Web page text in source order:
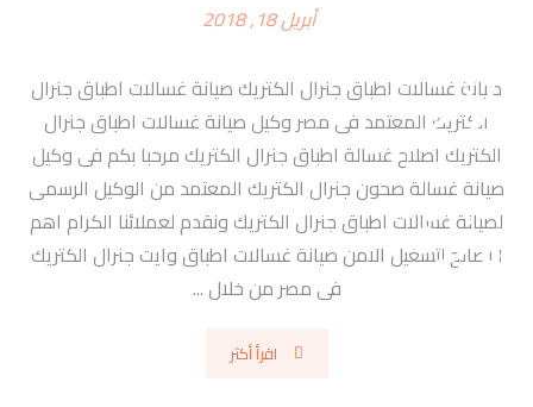
أبريل 18, 2018
صيانة غسالات اطباق جنرال الكتريك صيانة غسالات اطباق جنرال
الكتريك المعتمد فى مصر وكيل صيانة غسالات اطباق جنرال
الكتريك اصلاح غسالة اطباق جنرال الكتريك مرحبا بكم فى وكيل
صيانة غسالة صحون جنرال الكتريك المعتمد من الوكيل الرسمى
لصيانة غسالات اطباق جنرال الكتريك ونقدم لعملائنا الكرام اهم
النصائح لتشغيل الامن صيانة غسالات اطباق وايت جنرال الكتريك
فى مصر من خلال ...
اقرأ أكثر